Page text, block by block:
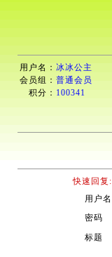
用户名： 冰冰公主
会员组： 普通会员
积分： 100341
快速回复:
用户名
密码
标题